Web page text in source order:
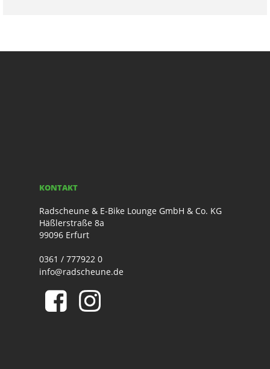
KONTAKT
Radscheune & E-Bike Lounge GmbH & Co. KG
Häßlerstraße 8a
99096 Erfurt
0361 / 777922 0
info@radscheune.de